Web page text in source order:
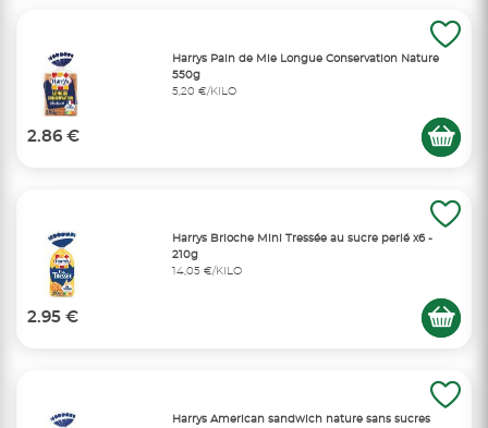
Harrys Pain de Mie Longue Conservation Nature
550g
5,20 €/KILO
2.86 €
Harrys Brioche Mini Tressée au sucre perlé x6 -
210g
14,05 €/KILO
2.95 €
Harrys American sandwich nature sans sucres